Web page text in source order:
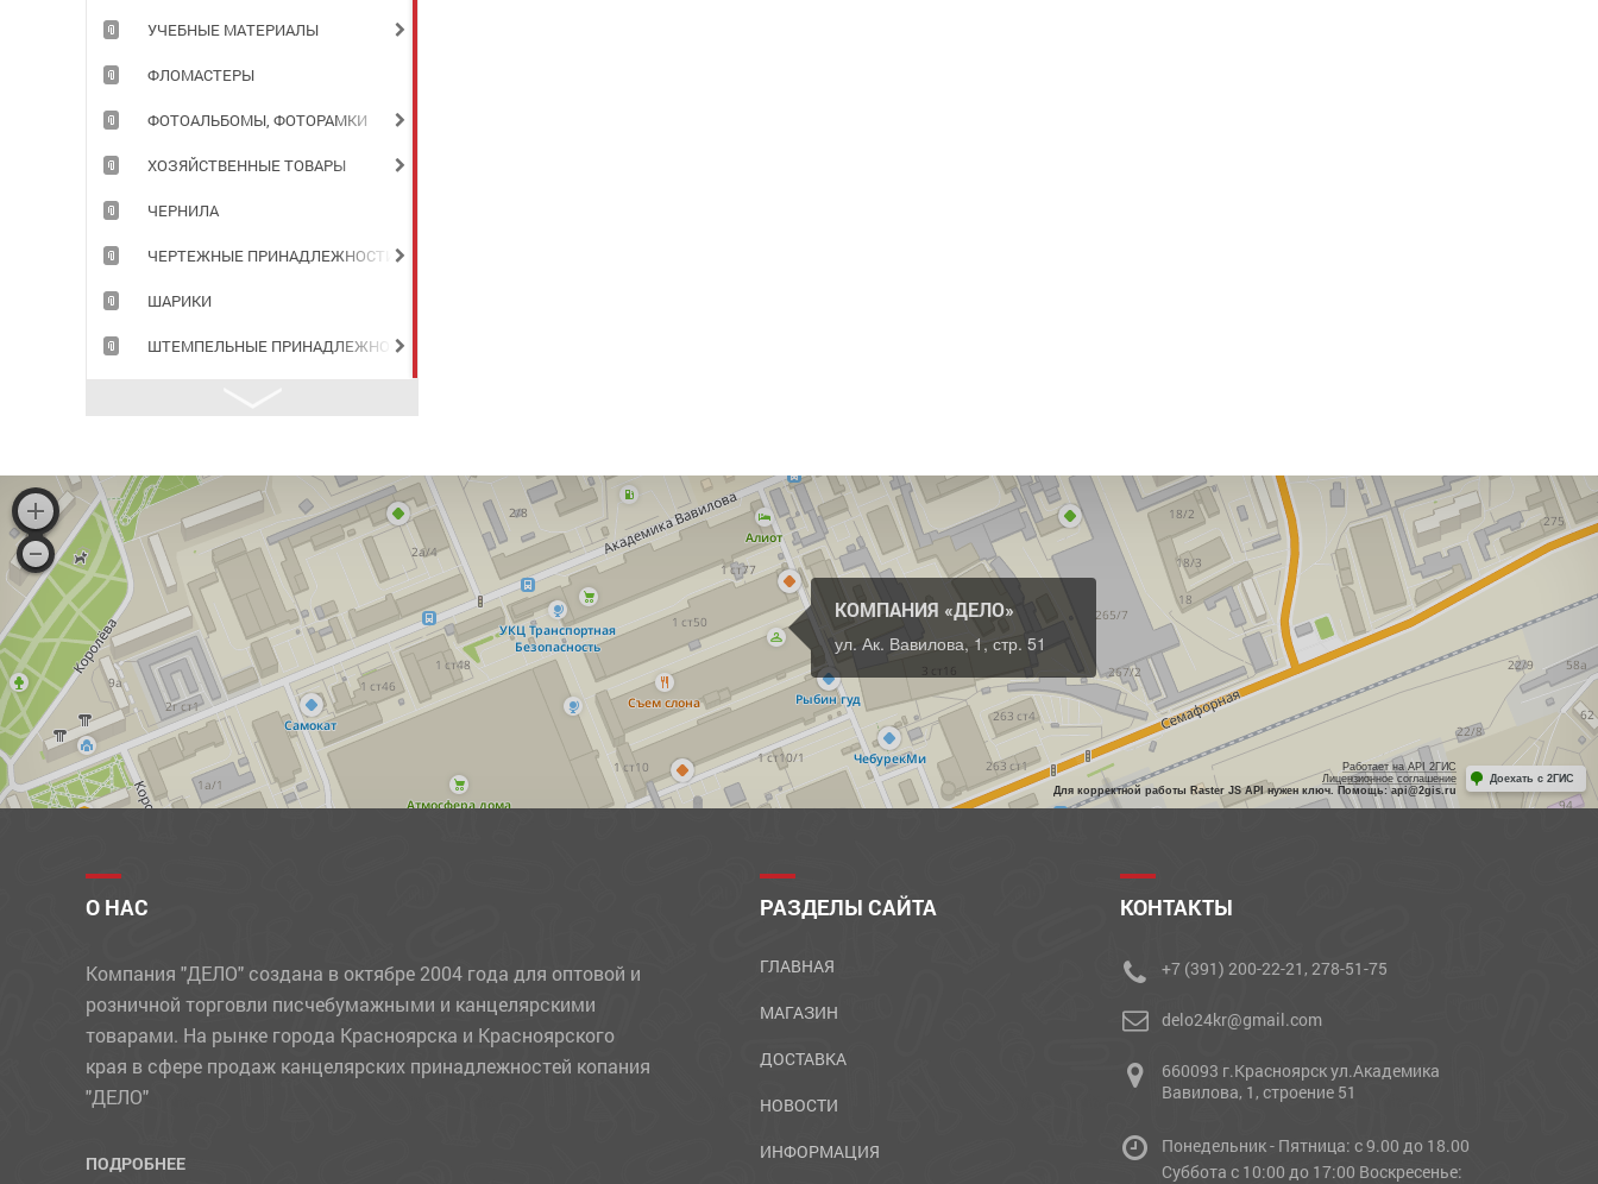
УЧЕБНЫЕ МАТЕРИАЛЫ
ФЛОМАСТЕРЫ
ФОТОАЛЬБОМЫ, ФОТОРАМКИ
ХОЗЯЙСТВЕННЫЕ ТОВАРЫ
ЧЕРНИЛА
ЧЕРТЕЖНЫЕ ПРИНАДЛЕЖНОСТИ
ШАРИКИ
ШТЕМПЕЛЬНЫЕ ПРИНАДЛЕЖНОСТИ
КОМПАНИЯ «ДЕЛО»
ул. Ак. Вавилова, 1, стр. 51
Работает на API 2ГИС
Лицензионное соглашение
Для корректной работы Raster JS API нужен ключ. Помощь: api@2gis.ru
Доехать с 2ГИС
О НАС
Компания "ДЕЛО" создана в октябре 2004 года для оптовой и
розничной торговли писчебумажными и канцелярскими
товарами. На рынке города Красноярска и Красноярского
края в сфере продаж канцелярских принадлежностей копания
"ДЕЛО"
ПОДРОБНЕЕ
РАЗДЕЛЫ САЙТА
ГЛАВНАЯ
МАГАЗИН
ДОСТАВКА
НОВОСТИ
ИНФОРМАЦИЯ
КОНТАКТЫ
+7 (391) 200-22-21, 278-51-75
delo24kr@gmail.com
660093 г.Красноярск ул.Академика
Вавилова, 1, строение 51
Понедельник - Пятница: с 9.00 до 18.00
Cуббота с 10:00 до 17:00 Воскресенье: